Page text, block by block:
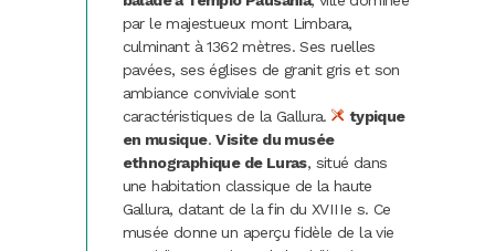
par le majestueux mont Limbara,
culminant à 1362 mètres. Ses ruelles
pavées, ses églises de granit gris et son
ambiance conviviale sont
caractéristiques de la Gallura.
typique
en musique.Visite du musée
ethnographique de Luras, situé dans
une habitation classique de la haute
Gallura, datant de la fin du XVIIIe s. Ce
musée donne un aperçu fidèle de la vie